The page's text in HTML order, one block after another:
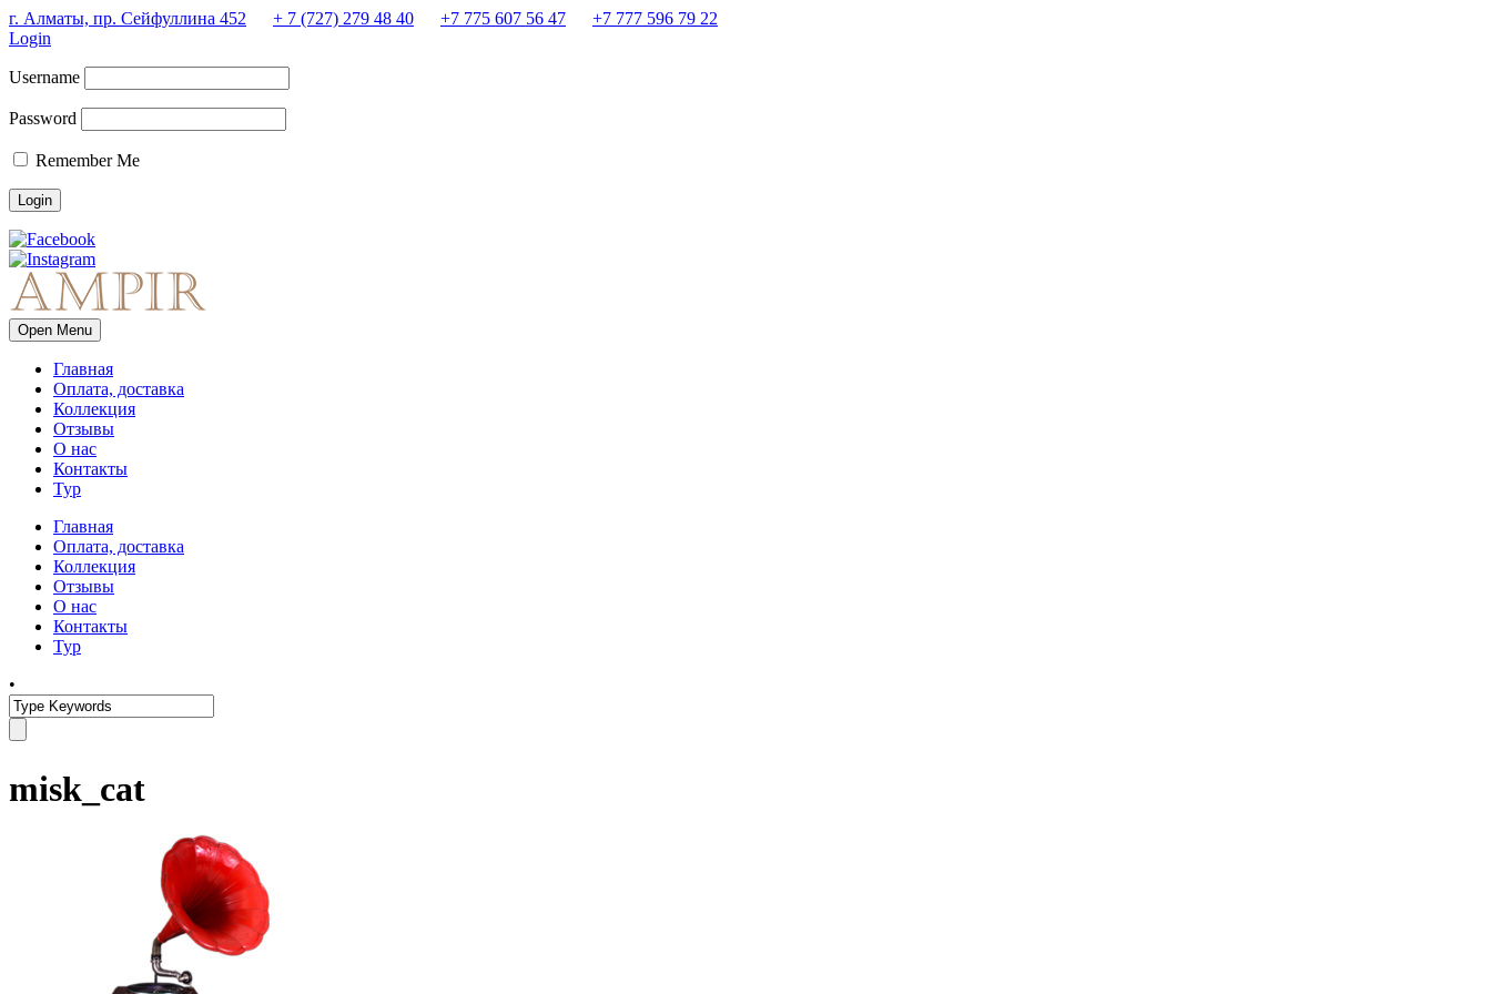
г. Алматы, пр. Сейфуллина 452 + 7 (727) 279 48 40 +7 775 607 56 47
+7 777 596 79 22
Login
Username
Password
Remember Me
Open Menu
Главная
Оплата, доставка
Коллекция
Отзывы
О нас
Контакты
Тур
Главная
Оплата, доставка
Коллекция
Отзывы
О нас
Контакты
Тур
•
misk_cat